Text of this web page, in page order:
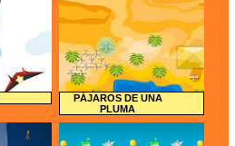
PÁJAROS DE UNA
PLUMA